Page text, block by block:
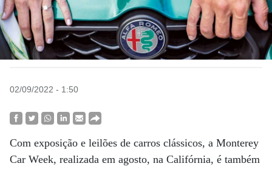
02/09/2022 - 1:50
Com exposição e leilões de carros clássicos, a Monterey
Car Week, realizada em agosto, na Califórnia, é também